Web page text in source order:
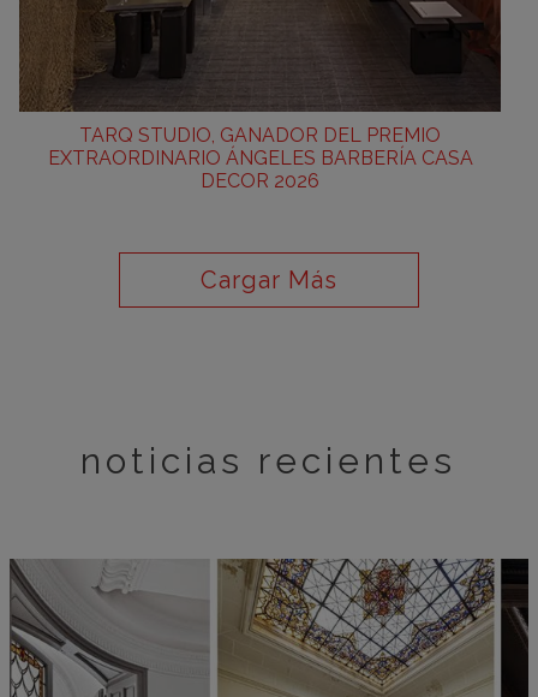
TARQ STUDIO, GANADOR DEL PREMIO
EXTRAORDINARIO ÁNGELES BARBERÍA CASA
DECOR 2026
Cargar Más
noticias recientes